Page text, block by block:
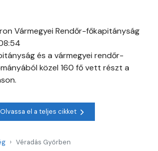
Vármegyei Rendőr-főkapitányság
és a vármegyei rendőr-
közel 160 fő vett részt a
Olvassa el a teljes cikket
Véradás Győrben